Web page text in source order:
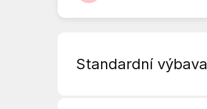
Standardní výbava